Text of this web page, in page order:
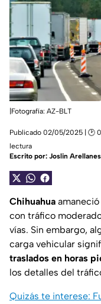
|Fotografía: AZ-BLT
Publicado 02/05/2025 | 🕑
lectura
Escrito por: Joslin Arellanes
Chihuahua
con tráfico
vías. Sin embargo,
carga vehicular
traslados en horas
los detalles del
Quizás te interese: